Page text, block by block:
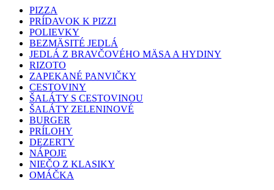
PIZZA
PRÍDAVOK K PIZZI
POLIEVKY
BEZMÄSITÉ JEDLÁ
JEDLÁ Z BRAVČOVÉHO MÄSA A HYDINY
RIZOTO
ZAPEKANÉ PANVIČKY
CESTOVINY
ŠALÁTY S CESTOVINOU
ŠALÁTY ZELENINOVÉ
BURGER
PRÍLOHY
DEZERTY
NÁPOJE
NIEČO Z KLASIKY
OMÁČKA